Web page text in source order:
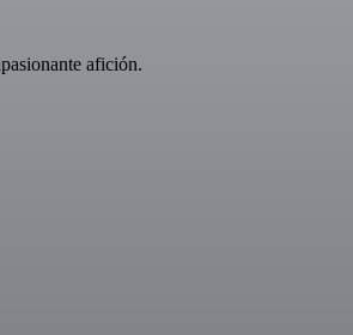
afición.